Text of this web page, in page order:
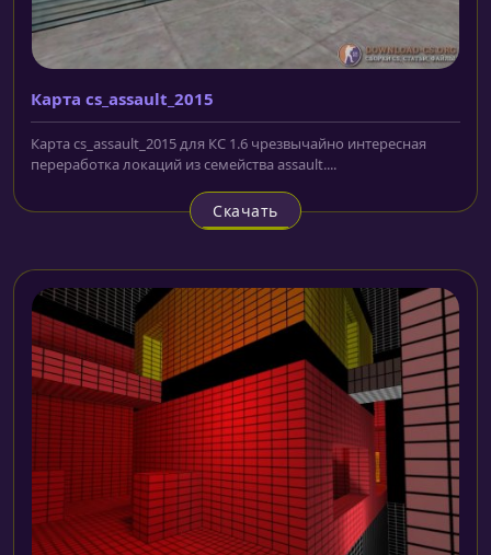
Карта cs_assault_2015
Карта cs_assault_2015 для КС 1.6 чрезвычайно интересная
переработка локаций из семейства assault....
Скачать